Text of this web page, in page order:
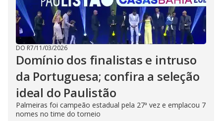
DO R7/11/03/2026
Domínio dos finalistas e intruso
da Portuguesa; confira a seleção
ideal do Paulistão
Palmeiras foi campeão estadual pela 27ª vez e emplacou 7
nomes no time do torneio